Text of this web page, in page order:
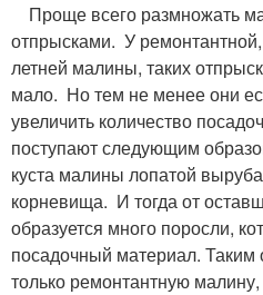
Проще всего размножать
отпрысками. У
летней малины, таких
мало. Но тем не менее они
увеличить количество
поступают следующим
куста малины лопатой
корневища. И тогда от
образуется много поросли,
посадочный материал.
только ремонтантную